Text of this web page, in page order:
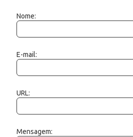
Nome:
E-mail:
URL:
Mensagem: